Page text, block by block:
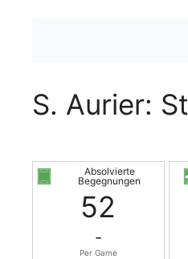
S. Aurier:
Absolvierte
Begegnungen
52
-
Per Game